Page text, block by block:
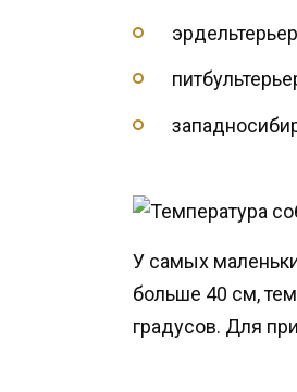
У самых
больше 40 см,
градусов. Для